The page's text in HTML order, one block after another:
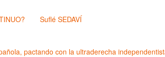
Suflé SEDAVÍ
pactando con la ultraderecha